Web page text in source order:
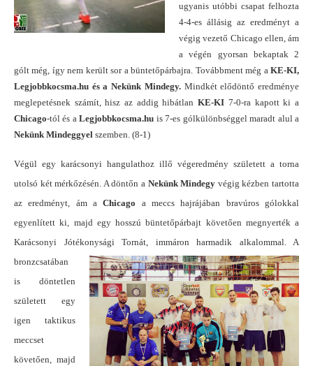
ugyanis utóbbi csapat felhozta
4-4-es állásig az eredményt a
végig vezető Chicago ellen, ám
a végén gyorsan bekaptak 2
gólt még, így nem került sor a büntetőpárbajra. Továbbment még aKE-KI,
Legjobbkocsma.hu és a Nekünk Mindegy.Mindkét elődöntő eredménye
meglepetésnek számít, hisz az addig hibátlanKE-KI 7-0-ra kapott ki a
Chicago-tól és aLegjobbkocsma.hu is 7-es gólkülönbséggel maradt alul a
Nekünk Mindeggyel szemben. (8-1)
Végül egy karácsonyi hangulathoz illő végeredmény született a torna
utolsó két mérkőzésén. A döntőn a Nekünk Mindegy végig kézben tartotta
az eredményt, ám aChicago a meccs hajrájában bravúros gólokkal
egyenlített ki, majd egy hosszú büntetőpárbajt követően megnyerték a
Karácsonyi Jótékonysági Tornát, immáron harmadik alkalommal.A
bronzcsatában
is döntetlen
született egy
igen taktikus
meccset
követően, majd